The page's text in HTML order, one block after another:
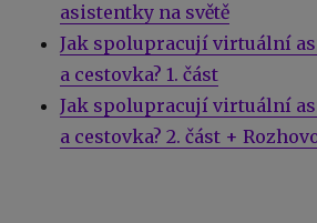
asistentky na světě
Jak spolupracují virtuální
a cestovka? 1. část
Jak spolupracují virtuální
a cestovka? 2. část +